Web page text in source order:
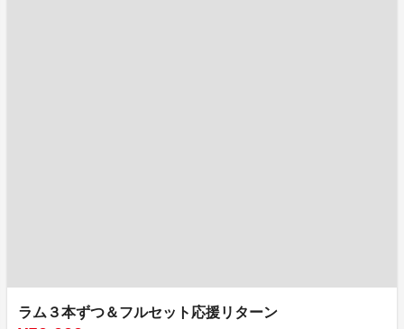
ラム３本ずつ＆フルセット応援リターン